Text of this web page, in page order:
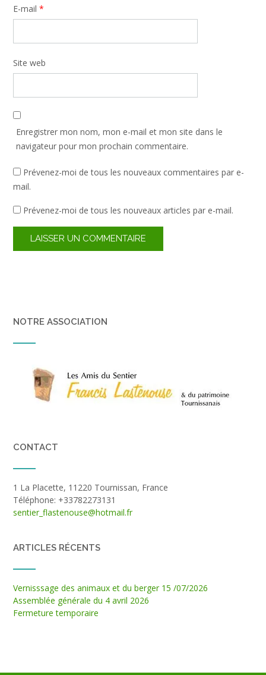
E-mail *
Site web
Enregistrer mon nom, mon e-mail et mon site dans le
navigateur pour mon prochain commentaire.
Prévenez-moi de tous les nouveaux commentaires par e-
mail.
Prévenez-moi de tous les nouveaux articles par e-mail.
NOTRE ASSOCIATION
CONTACT
1 La Placette, 11220 Tournissan, France
Téléphone: +33782273131
sentier_flastenouse@hotmail.fr
ARTICLES RÉCENTS
Vernisssage des animaux et du berger 15 /07/2026
Assemblée générale du 4 avril 2026
Fermeture temporaire